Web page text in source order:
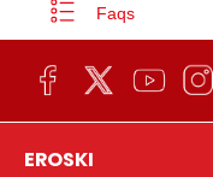
Faqs
EROSKI